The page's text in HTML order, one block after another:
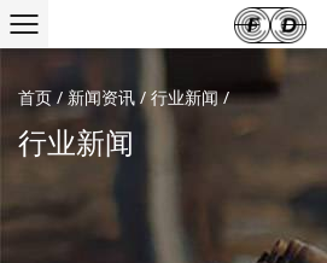
首页 /新闻资讯 / 行业新闻/
行业新闻